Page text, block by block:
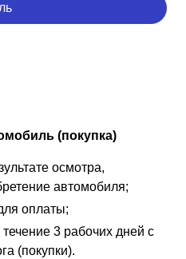
(покупка)
осмотра,
автомобиля;
оплаты;
3 рабочих дней с
(покупки).